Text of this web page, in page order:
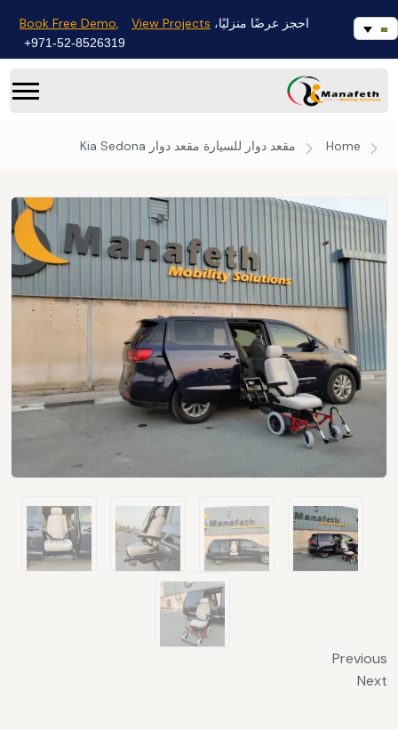
احجز عرضًا منزليًا، Book Free Demo, View Projects
971-52-8526319+
Home مقعد دوار للسيارة مقعد دوار Kia Sedona
Previous
Next